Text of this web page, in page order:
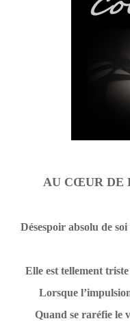
AU CŒUR DE
Désespoir absolu de
Elle est tellement
Lorsque
Quand se raréfie le